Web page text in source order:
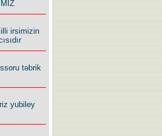
irsimizin
təbrik
yubiley